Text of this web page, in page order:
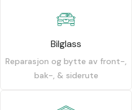
Bilglass
Reparasjon og bytte av front-,
bak-, & siderute